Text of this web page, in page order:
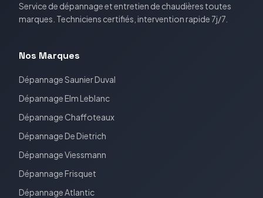
Service de dépannage et entretien de chaudières toutes
marques. Techniciens certifiés, intervention rapide 7j/7.
Nos Marques
DépannageSaunier Duval
DépannageElm Leblanc
Dépannage Chaffoteaux
DépannageDe Dietrich
DépannageViessmann
DépannageFrisquet
DépannageAtlantic